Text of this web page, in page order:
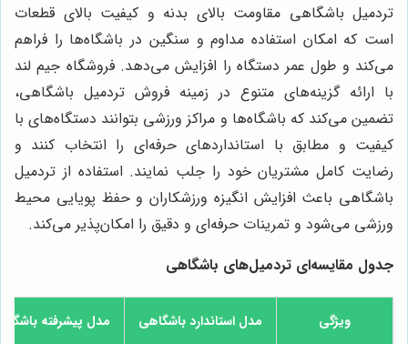
تردمیل باشگاهی مقاومت بالای بدنه و کیفیت بالای قطعات
است که امکان استفاده مداوم و سنگین در باشگاه‌ها را فراهم
می‌کند و طول عمر دستگاه را افزایش می‌دهد. فروشگاه جیم لند
با ارائه گزینه‌های متنوع در زمینه فروش تردمیل باشگاهی،
تضمین می‌کند که باشگاه‌ها و مراکز ورزشی بتوانند دستگاه‌های با
کیفیت و مطابق با استانداردهای حرفه‌ای را انتخاب کنند و
رضایت کامل مشتریان خود را جلب نمایند. استفاده از تردمیل
باشگاهی باعث افزایش انگیزه ورزشکاران و حفظ پویایی محیط
ورزشی می‌شود و تمرینات حرفه‌ای و دقیق را امکان‌پذیر می‌کند.
جدول مقایسه‌ای تردمیل‌های باشگاهی
ویژگی مدل استاندارد باشگاهی مدل پیشرفته